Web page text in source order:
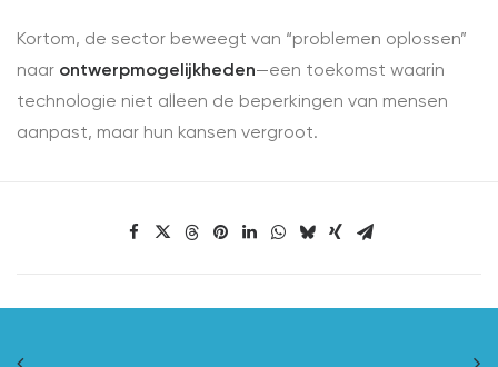
Kortom, de sector beweegt van “problemen oplossen”
naar ontwerpmogelijkheden—een toekomst waarin
technologie niet alleen de beperkingen van mensen
aanpast, maar hun kansen vergroot.